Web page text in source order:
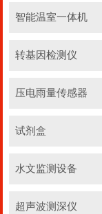
智能温室一体机
转基因检测仪
压电雨量传感器
试剂盒
水文监测设备
超声波测深仪